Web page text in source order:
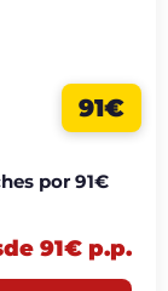
91€
por 91€
91€ p.p.